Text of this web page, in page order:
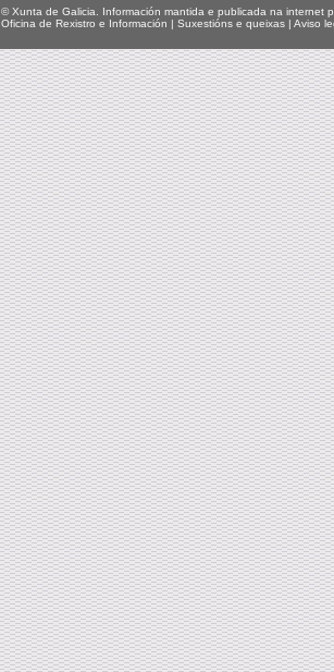
© Xunta de Galicia. Información mantida e publicada na internet
Oficina de Rexistro e Información | Suxestións e queixas | Aviso